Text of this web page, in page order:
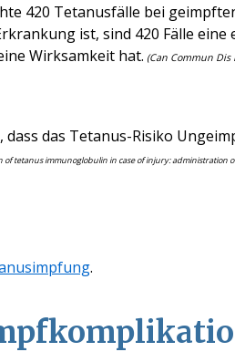
420 Tetanusfälle bei
ist, sind 420 Fälle
Wirksamkeit hat. (Can Commun
das Tetanus-Risiko
tetanus immunoglobulin in case of injury: administration
.